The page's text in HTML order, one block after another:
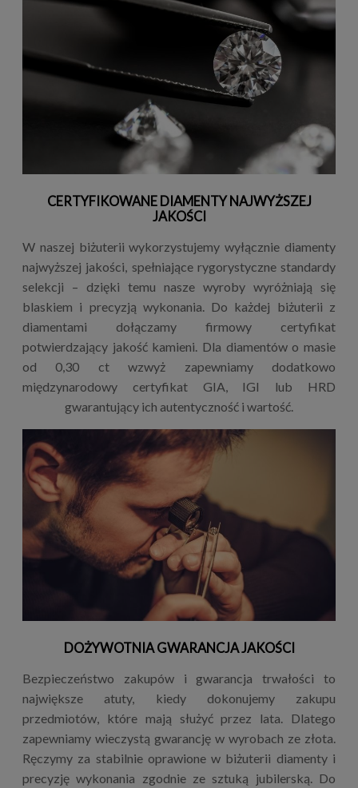
CERTYFIKOWANE DIAMENTY NAJWYŻSZEJ
JAKOŚCI
W naszej biżuterii wykorzystujemy wyłącznie diamenty
najwyższej jakości, spełniające rygorystyczne standardy
selekcji – dzięki temu nasze wyroby wyróżniają się
blaskiem i precyzją wykonania. Do każdej biżuterii z
diamentami dołączamy firmowy certyfikat
potwierdzający jakość kamieni. Dla diamentów o masie
od 0,30 ct wzwyż zapewniamy dodatkowo
międzynarodowy certyfikat GIA, IGI lub HRD
gwarantujący ich autentyczność i wartość.
DOŻYWOTNIA GWARANCJA JAKOŚCI
Bezpieczeństwo zakupów i gwarancja trwałości to
największe atuty, kiedy dokonujemy zakupu
przedmiotów, które mają służyć przez lata. Dlatego
zapewniamy wieczystą gwarancję w wyrobach ze złota.
Ręczymy za stabilnie oprawione w biżuterii diamenty i
precyzję wykonania zgodnie ze sztuką jubilerską. Do